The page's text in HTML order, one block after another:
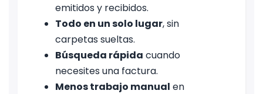
emitidos y recibidos.
Todo en un solo lugar, sin
carpetas sueltas.
Búsqueda rápida cuando
necesites una factura.
Menos trabajo manual en